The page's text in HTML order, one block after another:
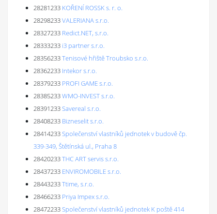
28281233 KOŘENÍ ROSSK s. r. o.
28298233VALERIANA s.r.o.
28327233 Redict.NET, s.r.o.
28333233 i3 partner s.r.o.
28356233Tenisové hřiště Troubsko s.r.o.
28362233 Intekor s.r.o.
28379233 PROFI GAME s.r.o.
28385233WMO-INVEST s.r.o.
28391233Savereal s.r.o.
28408233 Bizneselit s.r.o.
28414233Společenství vlastníků jednotek v budově čp.
339-349, Štětínská ul., Praha 8
28420233THC ART servis s.r.o.
28437233 ENVIROMOBILE s.r.o.
28443233Ttime, s.r.o.
28466233 Priya Impex s.r.o.
28472233Společenství vlastníků jednotek K poště 414